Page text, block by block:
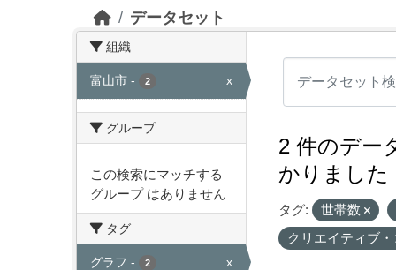
データセット
組織
富山市 - 2 x
グループ
この検索にマッチする
グループ はありません
タグ
グラフ - 2 x
2 件のデー
かりました
タグ: 世帯数
クリエイティブ